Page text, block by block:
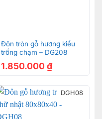
Đôn tròn gỗ hương kiểu
trống chạm – DG208
1.850.000 ₫
DGH08